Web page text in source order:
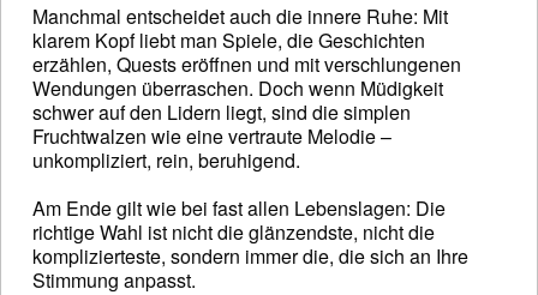
Manchmal entscheidet auch die innere Ruhe: Mit
klarem Kopf liebt man Spiele, die Geschichten
erzählen, Quests eröffnen und mit verschlungenen
Wendungen überraschen. Doch wenn Müdigkeit
schwer auf den Lidern liegt, sind die simplen
Fruchtwalzen wie eine vertraute Melodie –
unkompliziert, rein, beruhigend.
Am Ende gilt wie bei fast allen Lebenslagen: Die
richtige Wahl ist nicht die glänzendste, nicht die
komplizierteste, sondern immer die, die sich an Ihre
Stimmung anpasst.